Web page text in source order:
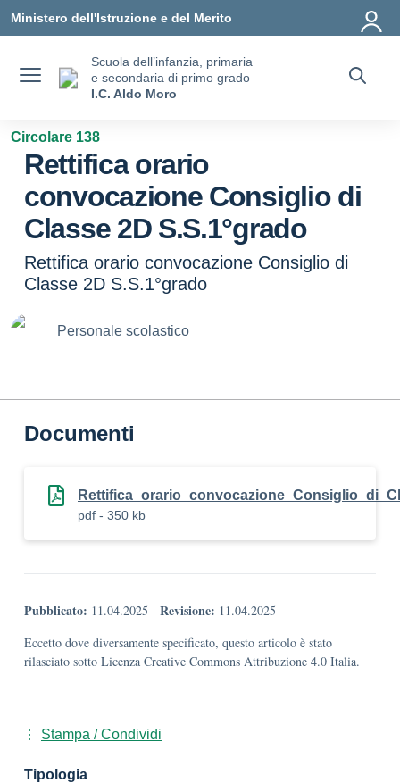
Ministero dell'Istruzione e del Merito
Scuola dell’infanzia, primaria
e secondaria di primo grado
I.C. Aldo Moro
Circolare 138
Rettifica orario
convocazione Consiglio di
Classe 2D S.S.1°grado
Rettifica orario convocazione Consiglio di
Classe 2D S.S.1°grado
Personale scolastico
Documenti
pdf - 350 kb
Pubblicato: 11.04.2025 - Revisione: 11.04.2025
Eccetto dove diversamente specificato, questo articolo è stato
rilasciato sotto Licenza Creative Commons Attribuzione 4.0 Italia.
Stampa / Condividi
Tipologia